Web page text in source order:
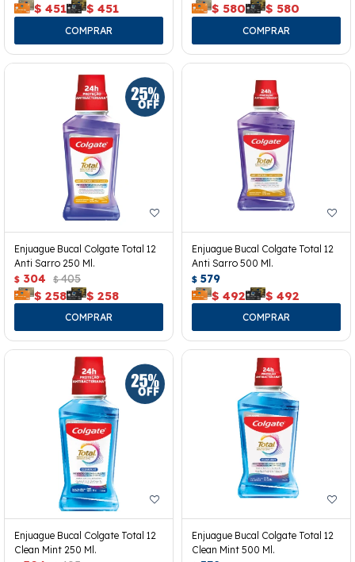
$ 451 $ 451 $ 580 $ 580
Enjuague Bucal Colgate Total 12
Anti Sarro 250 Ml.
$ 304 $ 405
$ 258 $ 258
Enjuague Bucal Colgate Total 12
Anti Sarro 500 Ml.
$ 579
$ 492 $ 492
Enjuague Bucal Colgate Total 12
Clean Mint 250 Ml.
Enjuague Bucal Colgate Total 12
Clean Mint 500 Ml.